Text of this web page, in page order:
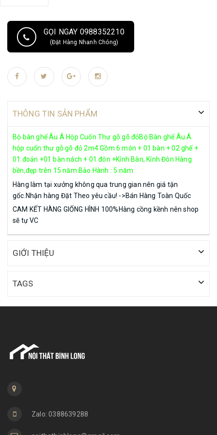
GỌI NGAY 0988352210
(Đặt Hàng Nhanh Chóng)
THÔNG TIN SẢN PHẨM
Bộ bàn ghế Âu Á Hộp Cuốn Thư gỗ gõ đỏBộ Bàn ghế Âu Á
hộp cuốn thư gỗ gõ đỏ 2m4 Gồm 6 món + 01 bàn + 02 ghế +
01 đoản +01 bàn nách + 01 đôn +Kính Bàn, Kính Đôn Hàng
bền,đẹp trên 15 năm Bảo Hành : 5 năm
Hàng làm tại xưởng không qua trung gian nên giá tận
gốc.Nhận hàng Đặt Theo yêu cầu! ->Bán Hàng Toàn Quốc
CAM KẾT HÀNG GIỐNG HÌNH 100%Hàng cồng kềnh nên shop
sẽ tự VC
GIỚI THIỆU
TAGS
Zalo: 0388639288